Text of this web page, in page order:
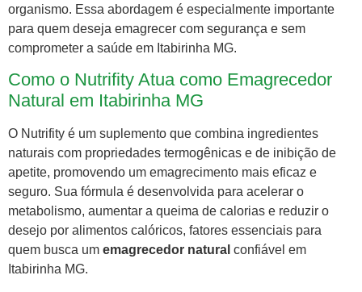
organismo. Essa abordagem é especialmente importante
para quem deseja emagrecer com segurança e sem
comprometer a saúde em Itabirinha MG.
Como o Nutrifity Atua como Emagrecedor
Natural em Itabirinha MG
O Nutrifity é um suplemento que combina ingredientes
naturais com propriedades termogênicas e de inibição de
apetite, promovendo um emagrecimento mais eficaz e
seguro. Sua fórmula é desenvolvida para acelerar o
metabolismo, aumentar a queima de calorias e reduzir o
desejo por alimentos calóricos, fatores essenciais para
quem busca um emagrecedor natural confiável em
Itabirinha MG.